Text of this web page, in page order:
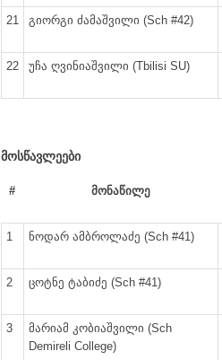
21 გიორგი ძამაშვილი (Sch #42)
22 უჩა ღვინიაშვილი (Tbilisi SU)
მოსწავლეები
# მონაწილე
1 ნოდარ ამბროლაძე (Sch #41)
2 ცოტნე ტაბიძე (Sch #41)
3
მარიამ კობიაშვილი (Sch
Demireli College)